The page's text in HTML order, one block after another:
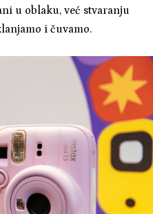
u oblaku, već stvaranju
i čuvamo.